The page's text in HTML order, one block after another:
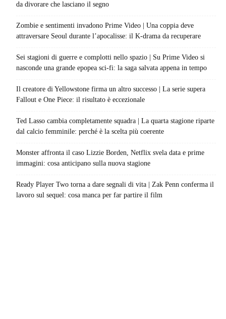
da divorare che lasciano il segno
Zombie e sentimenti invadono Prime Video | Una coppia deve
attraversare Seoul durante l’apocalisse: il K-drama da recuperare
Sei stagioni di guerre e complotti nello spazio | Su Prime Video si
nasconde una grande epopea sci-fi: la saga salvata appena in tempo
Il creatore di Yellowstone firma un altro successo | La serie supera
Fallout e One Piece: il risultato è eccezionale
Ted Lasso cambia completamente squadra | La quarta stagione riparte
dal calcio femminile: perché è la scelta più coerente
Monster affronta il caso Lizzie Borden, Netflix svela data e prime
immagini: cosa anticipano sulla nuova stagione
Ready Player Two torna a dare segnali di vita | Zak Penn conferma il
lavoro sul sequel: cosa manca per far partire il film